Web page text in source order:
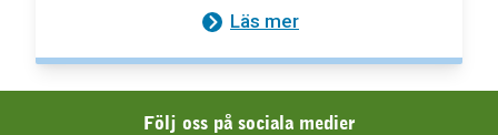
Läs mer
Följ oss på sociala medier